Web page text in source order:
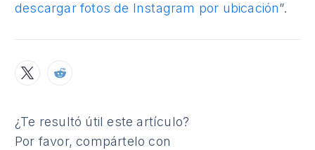
descargar fotos de Instagram por ubicación”.
¿Te resultó útil este artículo?
Por favor, compártelo con